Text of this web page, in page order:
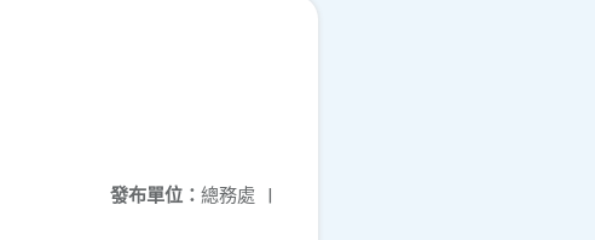
發布單位： 總務處 |